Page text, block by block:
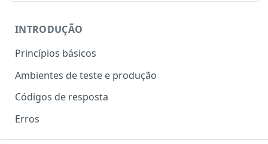
INTRODUÇÃO
Princípios básicos
Ambientes de teste e produção
Códigos de resposta
Erros